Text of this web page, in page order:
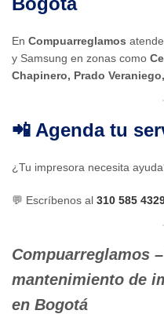
En Compuarreglamos
y Samsung en zonas como
Chapinero, Prado
📲 Agenda tu
¿Tu impresora necesita
💬 Escríbenos al 310 585
Compuarreglamos
mantenimiento de
en Bogotá